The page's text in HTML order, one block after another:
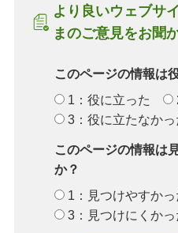
より良いウェブサ
まのご意見をお聞
このページの情報は
1：役に立った
3：役に立たなかっ
このページの情報は
か？
1：見つけやすかっ
3：見つけにくかっ